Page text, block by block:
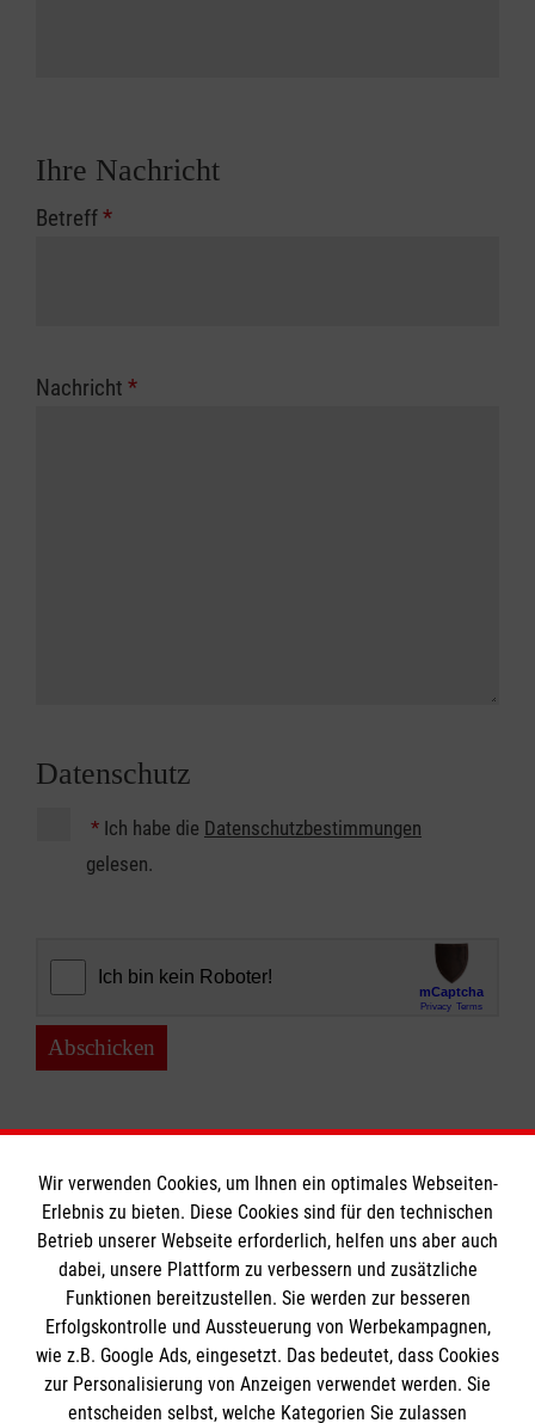
Ihre Nachricht
Betreff*
Nachricht *
Datenschutz
* Ich habe die Datenschutzbestimmungen
gelesen.
Abschicken
Informationen
Impressum
Datenschutz
Kontakt
Die Malteser
Wir verwenden Cookies, um Ihnen ein optimales Webseiten-
Erlebnis zu bieten. Diese Cookies sind für den technischen
Betrieb unserer Webseite erforderlich, helfen uns aber auch
dabei, unsere Plattform zu verbessern und zusätzliche
Funktionen bereitzustellen. Sie werden zur besseren
Erfolgskontrolle und Aussteuerung von Werbekampagnen,
wie z.B. Google Ads, eingesetzt. Das bedeutet, dass Cookies
zur Personalisierung von Anzeigen verwendet werden. Sie
entscheiden selbst, welche Kategorien Sie zulassen